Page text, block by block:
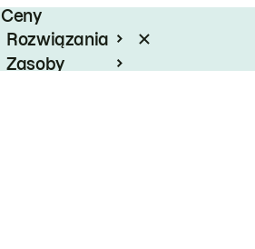
Ceny
Rozwiązania
Zasoby